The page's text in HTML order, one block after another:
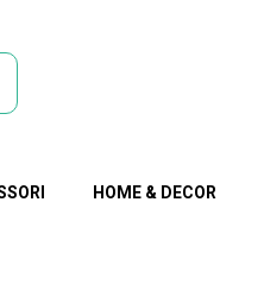
HOME & DECOR